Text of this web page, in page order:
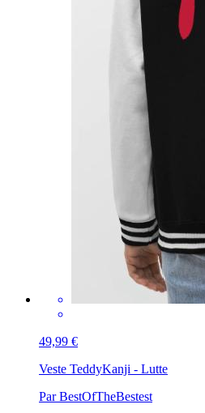
49,99 €
Veste TeddyKanji - Lutte
Par BestOfTheBestest